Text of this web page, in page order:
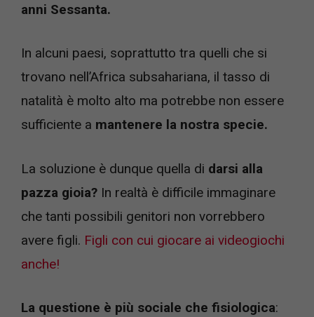
anni Sessanta.
In alcuni paesi, soprattutto tra quelli che si
trovano nell’Africa subsahariana, il tasso di
natalità è molto alto ma potrebbe non essere
sufficiente a mantenere la nostra specie.
La soluzione è dunque quella di darsi alla
pazza gioia? In realtà è difficile immaginare
che tanti possibili genitori non vorrebbero
avere figli. Figli con cui giocare ai videogiochi
anche!
La questione è più sociale che fisiologica: